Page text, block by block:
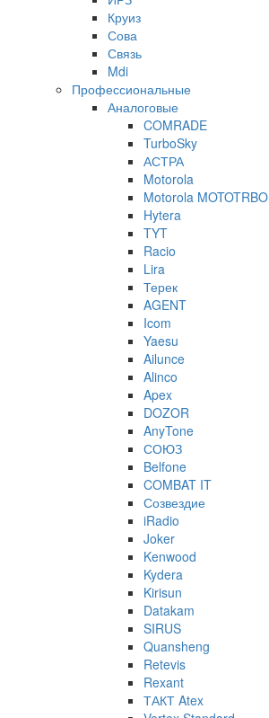
Круиз
Сова
Связь
Mdi
Профессиональные
Аналоговые
COMRADE
TurboSky
АСТРА
Motorola
Motorola MOTOTRBO
Hytera
TYT
Racio
Lira
Терек
AGENT
Icom
Yaesu
Ailunce
Alinco
Apex
DOZOR
AnyTone
СОЮЗ
Belfone
COMBAT IT
Созвездие
iRadio
Joker
Kenwood
Kydera
Kirisun
Datakam
SIRUS
Quansheng
Retevis
Rexant
ТАКТ Atex